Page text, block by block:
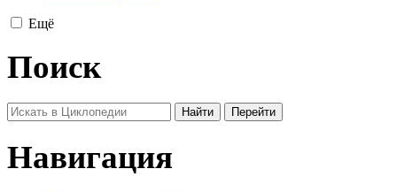
Ещё
Поиск
Навигация